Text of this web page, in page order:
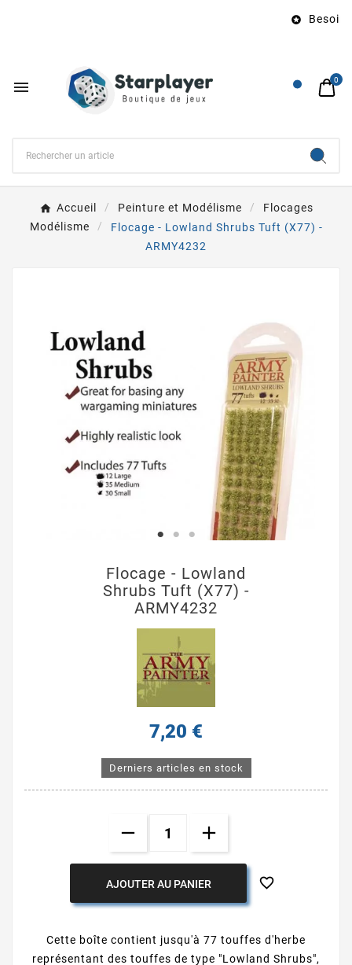
 Besoin
 0
Accueil Peinture et Modélisme
Flocages
Modélisme
Flocage - Lowland Shrubs Tuft (X77) -
ARMY4232
Flocage - Lowland
Shrubs Tuft (X77) -
ARMY4232
7,20 €
Derniers articles en stock
AJOUTER AU PANIER 
Cette boîte contient jusqu'à 77 touffes d'herbe
représentant des touffes de type "Lowland Shrubs",